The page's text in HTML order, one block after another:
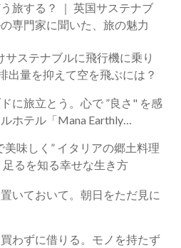
｜ 英国サステナブ
専門家に聞いた、旅の魅力
サステナブルに飛行機に乗り
出量を抑えて空を飛ぶには？
に旅立とう。心で ”良さ" を感
ホテル「Mana Earthly
美味しく” イタリアの郷土料理
足るを知る幸せな生き方
いておいて。朝日をただ見に
わずに借りる。モノを持たず